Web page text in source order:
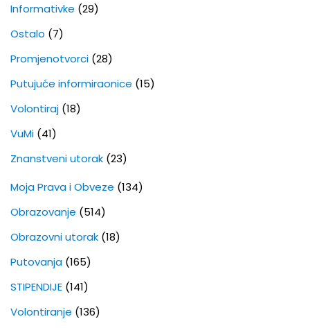
Informativke (29)
Ostalo (7)
Promjenotvorci (28)
Putujuće informiraonice (15)
Volontiraj (18)
VuMi (41)
Znanstveni utorak (23)
Moja Prava i Obveze (134)
Obrazovanje (514)
Obrazovni utorak (18)
Putovanja (165)
STIPENDIJE (141)
Volontiranje (136)